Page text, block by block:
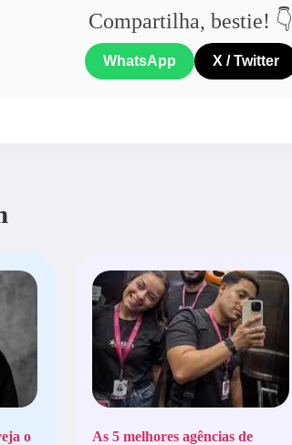
Compartilha, bestie! 👇
WhatsApp X / Twitter
o
As 5 melhores agências de